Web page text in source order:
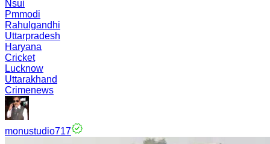
Nsui
Pmmodi
Rahulgandhi
Uttarpradesh
Haryana
Cricket
Lucknow
Uttarakhand
Crimenews
monustudio717